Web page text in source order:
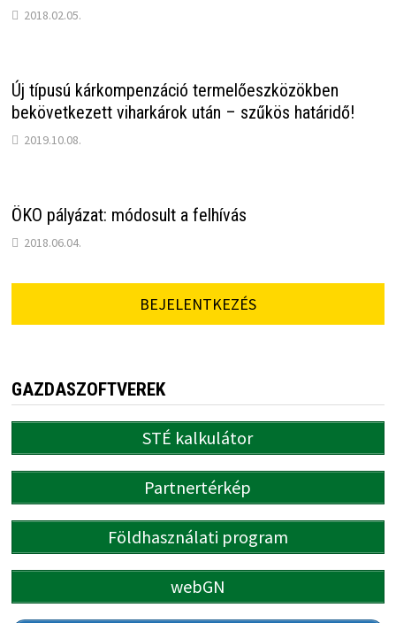
2018.02.05.
Új típusú kárkompenzáció termelőeszközökben
bekövetkezett viharkárok után – szűkös határidő!
2019.10.08.
ÖKO pályázat: módosult a felhívás
2018.06.04.
BEJELENTKEZÉS
GAZDASZOFTVEREK
STÉ kalkulátor
Partnertérkép
Földhasználati program
webGN